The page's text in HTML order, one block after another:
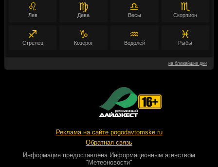
♌
Лев
♍
Дева
♎
Весы
♏
Скорпион
♐
Стрелец
♑
Козерог
♒
Водолей
♓
Рыбы
на ближайшие дни
Реклама на сайте pogodavtomske.ru
Обратная связь
Информация предоставлена Информационным агенством
"Метеоновости"